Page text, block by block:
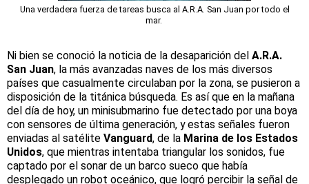
Una verdadera fuerza de tareas busca al A.R.A. San Juan por todo el
mar.
Ni bien se conoció la noticia de la desaparición del A.R.A.
San Juan, la más avanzadas naves de los más diversos
países que casualmente circulaban por la zona, se pusieron a
disposición de la titánica búsqueda. Es así que en la mañana
del día de hoy, un minisubmarino fue detectado por una boya
con sensores de última generación, y estas señales fueron
enviadas al satélite Vanguard, de la Marina de los Estados
Unidos, que mientras intentaba triangular los sonidos, fue
captado por el sonar de un barco sueco que había
desplegado un robot oceánico, que logró percibir la señal de